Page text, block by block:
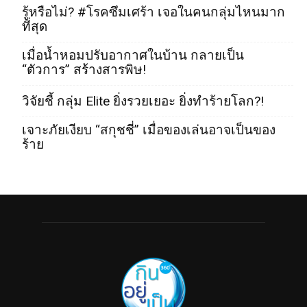
รู้หรือไม่? #โรคซึมเศร้า เจอในคนกลุ่มไหนมาก
ที่สุด
เมื่อน้ำหอมปรับอากาศในบ้าน กลายเป็น
“ตัวการ” สร้างสารพิษ!
วิจัยชี้ กลุ่ม Elite ยิ่งรวยเยอะ ยิ่งทำร้ายโลก?!
เจาะภัยเงียบ “สกุชชี่” เมื่อของเล่นอาจเป็นของ
ร้าย